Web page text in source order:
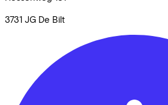
3731 JG De Bilt